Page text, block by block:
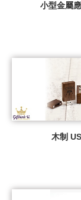
小型金屬
木制